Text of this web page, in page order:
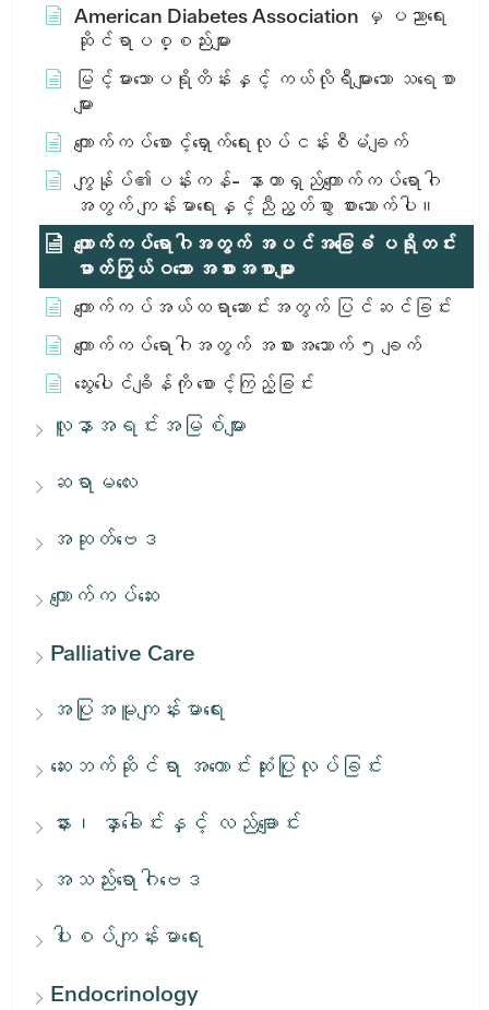
American Diabetes Association မှ ပညာရေး
ဆိုင်ရာပစ္စည်းများ
မြင့်မားသောပရိုတိန်းနှင့် ကယ်လိုရီများသော သရေစာ
များ
ကျောက်ကပ်စောင့်ရှောက်ရေးလုပ်ငန်းစီမံချက်
ကျွန်ုပ်၏ပန်းကန်- နာတာရှည်ကျောက်ကပ်ရောဂါ
အတွက် ကျန်းမာရေးနှင့်ညီညွတ်စွာ စားသောက်ပါ။
ကျောက်ကပ်ရောဂါအတွက် အပင်အခြေခံ ပရိုတင်း
ဓာတ်ကြွယ်ဝသော အစားအစာများ
ကျောက်ကပ်အယ်ထရာဆောင်းအတွက် ပြင်ဆင်ခြင်း
ကျောက်ကပ်ရောဂါအတွက် အစားအသောက် ၅ ချက်
သွေးပေါင်ချိန်ကို စောင့်ကြည့်ခြင်း
လူနာအရင်းအမြစ်များ
ဆရာမလေး
အဆုတ်ဗေဒ
ကျောက်ကပ်ဆေး
Palliative Care
အပြုအမူကျန်းမာရေး
ဆေးဘက်ဆိုင်ရာ အကောင်းဆုံးပြုလုပ်ခြင်း
နား၊ နှာခေါင်းနှင့် လည်ချောင်း
အသည်းရောဂါဗေဒ
ပါးစပ်ကျန်းမာရေး
Endocrinology